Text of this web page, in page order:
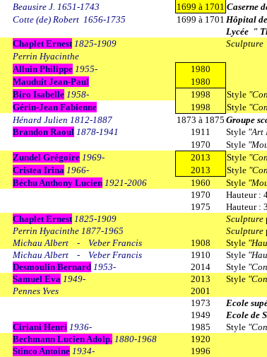
Beausire J. 1651-1743 1699 à 1701 Caserne
Cotte (de) Robert 1656-1735 1699 à 1701 Hôpital
Lycée "
Chaplet Ernest1825-1909 Sculpture
Perrin Hyacinthe
Alluin Philippe 1955-
1980
Mauduit Jean-Paul
1980
Biro Isabelle 1958- 1998 Style
Gérin-Jean Fabienne 1998 Style
Hénard Julien 1812-1887 1873 à 1875 Groupe
Brandon Raoul 1878-1941 1911 Style "Art
1970 Style
Zundel Grégoire 1969- 2013 Style
Cristea Irina 1966- 2013 Style
Béchu Anthony Lucien 1921-2006 1960 Style
1970
Hauteur :
1975
Hauteur :
Chaplet Ernest1825-1909 Sculpture
Perrin Hyacinthe 1877-1965 Sculpture
Michau Albert - Veber Francis 1908 Style
Michau Albert - Veber Francis 1910 Style
Desmoulin Bernard 1953- 2014 Style
Samuel Eva 1949- 2013 Style
Pennes Yves
2001
1973
Ecole
1949
Ecole de
Ciriani Henri 1936- 1985 Style
Bechmann Lucien Adolp. 1880-1968
1920
Stinco Antoine 1934-
1996